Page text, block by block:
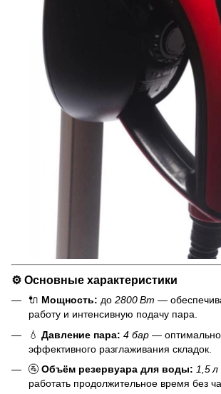
⚙️ Основные характеристики
🔌 Мощность: до 2800 Вт —
работу и интенсивную подачу пара.
💧 Давление пара: 4 бар —
эффективного разглаживания складок.
🚰 Объём резервуара для воды: 1,5 л
работать продолжительное время без